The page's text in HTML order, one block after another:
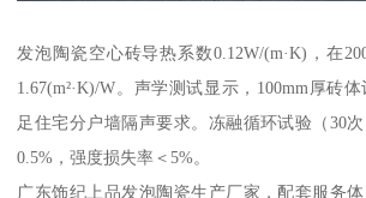
发泡陶瓷空心砖导热系数0.12W/(m·K)，在
1.67(m²·K)/W。声学测试显示，100mm厚砖
足住宅分户墙隔声要求。冻融循环试验（30
0.5%，强度损失率＜5%。
广东饰纪上品发泡陶瓷生产厂家，配套服务体